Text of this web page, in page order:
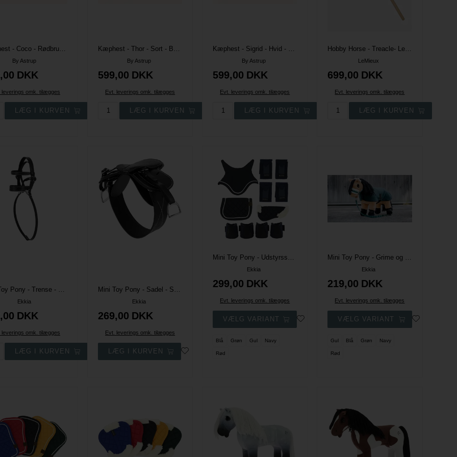
By Astrup
DKK
leverings omk. tilægges
By Astrup
599,00 DKK
Evt. leverings omk. tilægges
By Astrup
599,00 DKK
Evt. leverings omk. tilægges
LeMieux
699,00 DKK
Evt. leverings omk. tilægges
Ekkia
DKK
leverings omk. tilægges
Ekkia
269,00 DKK
Evt. leverings omk. tilægges
Ekkia
299,00 DKK
Evt. leverings omk. tilægges
Blå Grøn Gul Navy
Rød
Ekkia
219,00 DKK
Evt. leverings omk. tilægges
Gul Blå Grøn Navy
Rød